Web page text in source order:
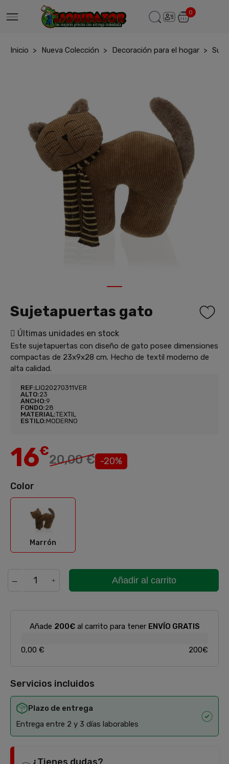
0
Inicio Nueva Colección Decoración para el hogar
Sujetapuertas gato
Últimas unidades en stock
Este sujetapuertas con diseño de gato posee dimensiones
compactas de 23x9x28 cm. Hecho de textil moderno de
alta calidad.
REF:LIQ20270311VER
ALTO:23
ANCHO:9
FONDO:28
MATERIAL:TEXTIL
ESTILO:MODERNO
16€
20,00 € -20%
Color
Marrón
Marrón
Añadir al carrito
Añade 200€al carrito para tener ENVÍO GRATIS
0,00 € 200€
Servicios incluidos
Plazo de entrega
Entrega entre 2 y 3 días laborables